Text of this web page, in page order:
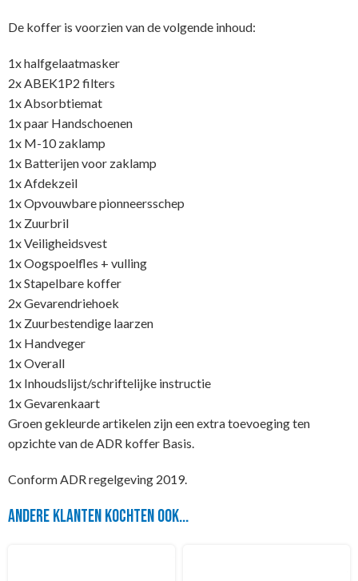
De koffer is voorzien van de volgende inhoud:
1x halfgelaatmasker
2x ABEK1P2 filters
1x Absorbtiemat
1x paar Handschoenen
1x M-10 zaklamp
1x Batterijen voor zaklamp
1x Afdekzeil
1x Opvouwbare pionneersschep
1x Zuurbril
1x Veiligheidsvest
1x Oogspoelfles + vulling
1x Stapelbare koffer
2x Gevarendriehoek
1x Zuurbestendige laarzen
1x Handveger
1x Overall
1x Inhoudslijst/schriftelijke instructie
1x Gevarenkaart
Groen gekleurde artikelen zijn een extra toevoeging ten
opzichte van de ADR koffer Basis.
Conform ADR regelgeving 2019.
Andere klanten kochten ook...